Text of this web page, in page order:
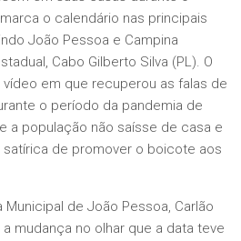
o calendário nas principais
João Pessoa e Campina
Cabo Gilberto Silva (PL). O
em que recuperou as falas de
o período da pandemia de
a população não saísse de casa e
de promover o boicote aos
de João Pessoa, Carlão
mudança no olhar que a data teve